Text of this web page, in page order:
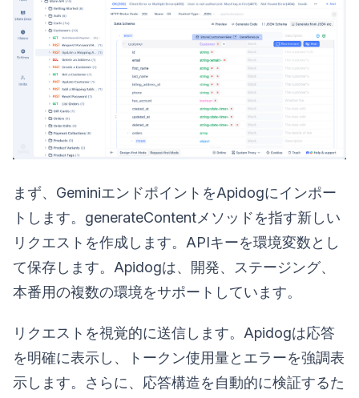
まず、GeminiエンドポイントをApidogにインポー
トします。generateContentメソッドを指す新しい
リクエストを作成します。APIキーを環境変数とし
て保存します。Apidogは、開発、ステージング、
本番用の複数の環境をサポートしています。
リクエストを視覚的に送信します。Apidogは応答
を明確に表示し、トークン使用量とエラーを強調表
示します。さらに、応答構造を自動的に検証するた